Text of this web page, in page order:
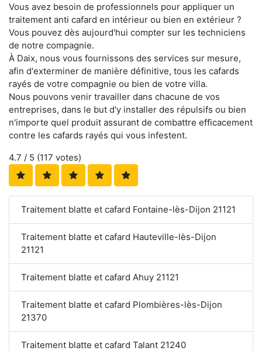
Vous avez besoin de professionnels pour appliquer un
traitement anti cafard en intérieur ou bien en extérieur ?
Vous pouvez dès aujourd'hui compter sur les techniciens
de notre compagnie.
À Daix, nous vous fournissons des services sur mesure,
afin d'exterminer de manière définitive, tous les cafards
rayés de votre compagnie ou bien de votre villa.
Nous pouvons venir travailler dans chacune de vos
entreprises, dans le but d'y installer des répulsifs ou bien
n'importe quel produit assurant de combattre efficacement
contre les cafards rayés qui vous infestent.
4.7 / 5 (117 votes)
Traitement blatte et cafard Fontaine-lès-Dijon 21121
Traitement blatte et cafard Hauteville-lès-Dijon
21121
Traitement blatte et cafard Ahuy 21121
Traitement blatte et cafard Plombières-lès-Dijon
21370
Traitement blatte et cafard Talant 21240